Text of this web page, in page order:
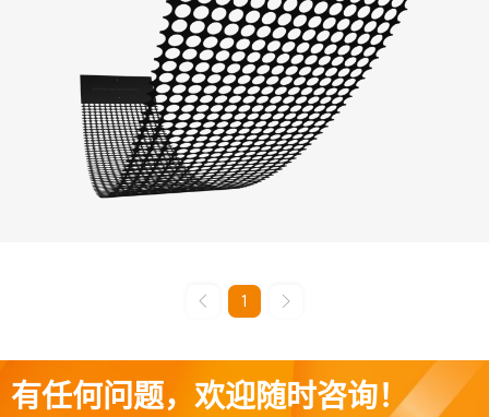
1
有任何问题，欢迎随时咨询！